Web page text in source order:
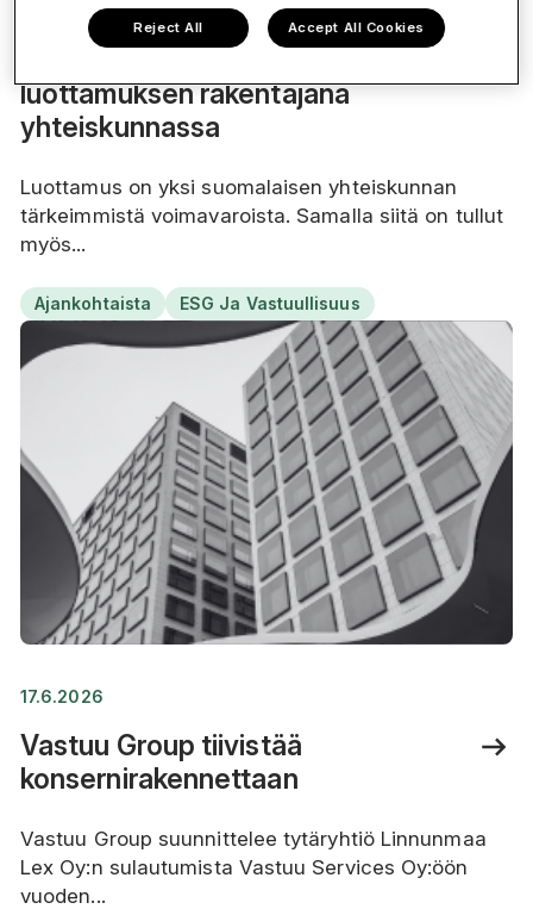
Vastuun ytimessä -podcast | Kausi
luottamuksen rakentajana
yhteiskunnassa
Luottamus on yksi suomalaisen yhteiskunnan
tärkeimmistä voimavaroista. Samalla siitä on tullut
myös...
Ajankohtaista ESG Ja Vastuullisuus
17.6.2026
Vastuu Group tiivistää
konsernirakennettaan
Vastuu Group suunnittelee tytäryhtiö Linnunmaa
Lex Oy:n sulautumista Vastuu Services Oy:öön
vuoden...
Reject All Accept All Cookies